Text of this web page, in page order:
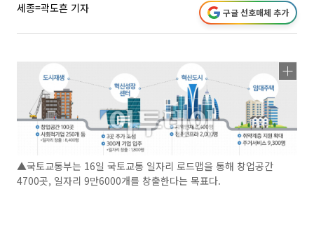
세종=곽도흔 기자 구글 선호매체 추가
▲국토교통부는 16일 국토교통 일자리 로드맵을 통해 창업공간
4700곳, 일자리 9만6000개를 창출한다는 목표다.